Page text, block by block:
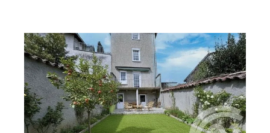
MEXIMIEUX 01
139 m2, 5 pièces
Ref : 6038
Maison à vendre
355 000 €